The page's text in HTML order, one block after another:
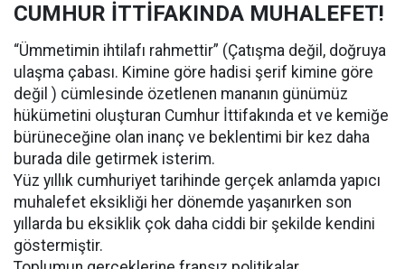
CUMHUR İTTİFAKINDA MUHALEFET!
“Ümmetimin ihtilafı rahmettir” (Çatışma değil, doğruya
ulaşma çabası. Kimine göre hadisi şerif kimine göre
değil ) cümlesinde özetlenen mananın günümüz
hükümetini oluşturan Cumhur İttifakında et ve kemiğe
bürüneceğine olan inanç ve beklentimi bir kez daha
burada dile getirmek isterim.
Yüz yıllık cumhuriyet tarihinde gerçek anlamda yapıcı
muhalefet eksikliği her dönemde yaşanırken son
yıllarda bu eksiklik çok daha ciddi bir şekilde kendini
göstermiştir.